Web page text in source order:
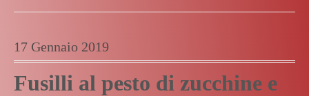
17 Gennaio 2019
Fusilli al pesto di zucchine e